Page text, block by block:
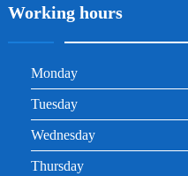
Working hours
Monday
Tuesday
Wednesday
Thursday